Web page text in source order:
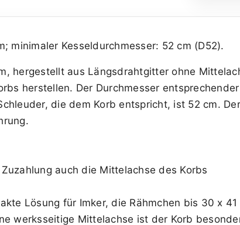
minimaler Kesseldurchmesser: 52 cm (D52).
hergestellt aus Längsdrahtgitter ohne
herstellen. Der Durchmesser
die dem Korb entspricht, ist 52 cm.
auch die Mittelachse des Korbs
Lösung für Imker, die Rähmchen bis 30 x
werksseitige Mittelachse ist der Korb